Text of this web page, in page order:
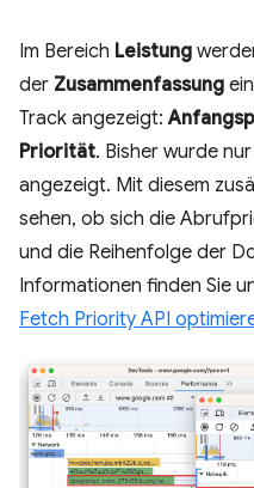
Im Bereich Leistung
der Zusammenfassung
Track angezeigt:
Priorität. Bisher wurde
angezeigt. Mit diesem
sehen, ob sich die
und die Reihenfolge der
Informationen finden Sie
Fetch Priority API